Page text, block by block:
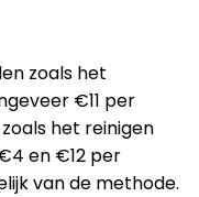
zoals het
€11 per
het reinigen
en €12 per
van de methode.